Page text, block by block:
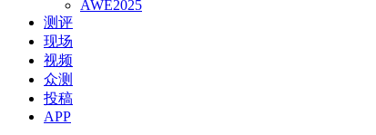
AWE2025
测评
现场
视频
众测
投稿
APP